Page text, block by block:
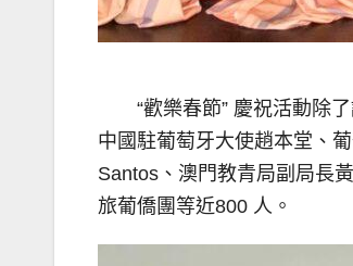
“歡樂春節” 慶祝活動除
中國駐葡萄牙大使趙本堂、
Santos、澳門教青局副局長
旅葡僑團等近800 人。